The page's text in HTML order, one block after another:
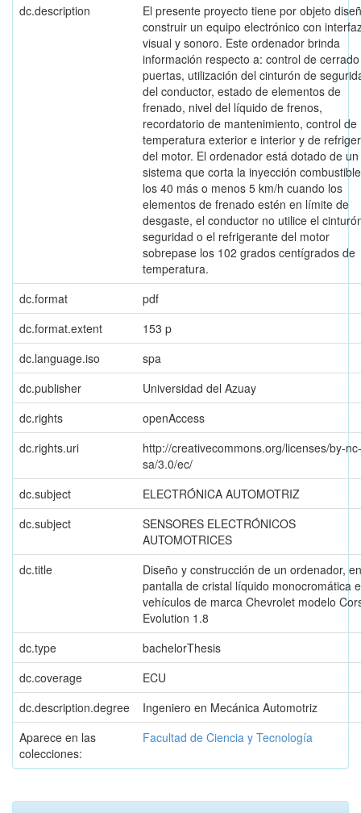
dc.description
El presente proyecto tiene por objeto
construir un equipo electrónico con
visual y sonoro. Este ordenador brinda
información respecto a: control de
puertas, utilización del cinturón de
del conductor, estado de elementos de
frenado, nivel del líquido de frenos,
recordatorio de mantenimiento, control de
temperatura exterior e interior y de
del motor. El ordenador está dotado de un
sistema que corta la inyección
los 40 más o menos 5 km/h cuando los
elementos de frenado estén en límite de
desgaste, el conductor no utilice el
seguridad o el refrigerante del motor
sobrepase los 102 grados centígrados de
temperatura.
dc.format
pdf
dc.format.extent
153 p
dc.language.iso
spa
dc.publisher
Universidad del Azuay
dc.rights
openAccess
dc.rights.uri
http://creativecommons.org/licenses/by-nc-
sa/3.0/ec/
dc.subject
ELECTRÓNICA AUTOMOTRIZ
dc.subject
SENSORES ELECTRÓNICOS
AUTOMOTRICES
dc.title
Diseño y construcción de un ordenador, en
pantalla de cristal líquido monocromática
vehículos de marca Chevrolet modelo
Evolution 1.8
dc.type
bachelorThesis
dc.coverage
ECU
dc.description.degree
Ingeniero en Mecánica Automotriz
Aparece en las
colecciones:
Facultad de Ciencia y Tecnología